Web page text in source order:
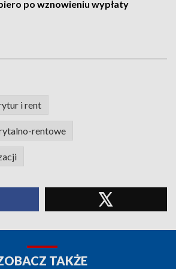
po wznowieniu wypłaty
i rent
rentowe
TAKŻE